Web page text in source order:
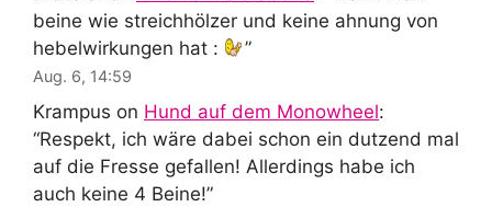
beine wie streichhölzer und keine ahnung von
hebelwirkungen hat :
”
Aug. 6, 14:59
Krampus on Hund auf dem Monowheel:
“Respekt, ich wäre dabei schon ein dutzend mal
auf die Fresse gefallen! Allerdings habe ich
auch keine 4 Beine!”